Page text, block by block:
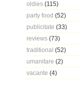
oldies (115)
party food (52)
publicitate (33)
reviews (73)
traditional (52)
umanitare (2)
vacante (4)